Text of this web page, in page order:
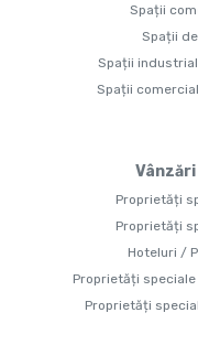
Spații
Spații
Spații
Spații
Proprietăți
Proprietăți
Hoteluri /
Proprietăți
Proprietăți